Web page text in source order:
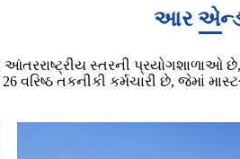
આર એન્ડ
આંતરરાષ્ટ્રીય સ્તરની
વરિષ્ઠ તકનીકી કર્મચારી છે, જેમાં